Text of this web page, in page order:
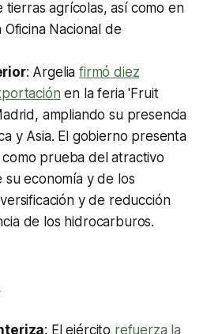
tierras agrícolas, así como en
Oficina Nacional de
: Argeliafirmó diez
en la feria 'Fruit
ampliando su presencia
y Asia. El gobierno presenta
prueba del atractivo
su economía y de los
y de reducción
de los hidrocarburos.
: El ejército refuerza la